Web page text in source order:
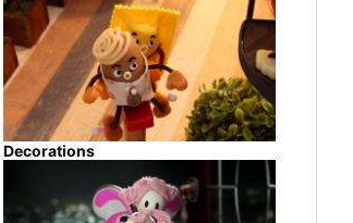
Decorations